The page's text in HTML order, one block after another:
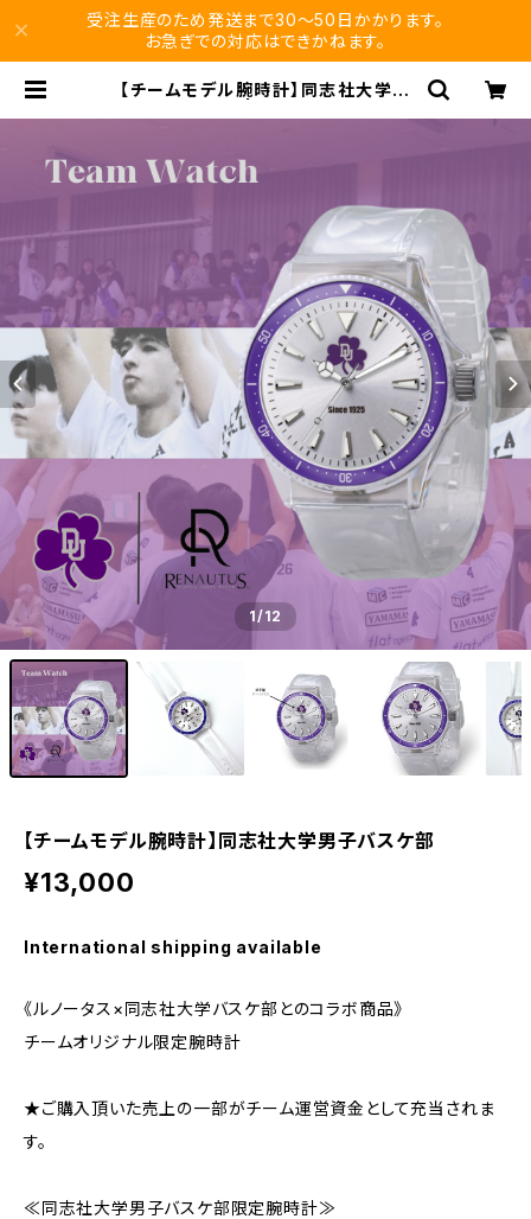
受注生産のため発送まで30〜50日かかります。
お急ぎでの対応はできかねます。
【チームモデル腕時計】同志社大学男
1/12
【チームモデル腕時計】同志社大学男子バスケ部
¥13,000
International shipping available
《ルノータス×同志社大学バスケ部とのコラボ商品》
チームオリジナル限定腕時計
★ご購入頂いた売上の一部がチーム運営資金として充当されま
す。
≪同志社大学男子バスケ部限定腕時計≫